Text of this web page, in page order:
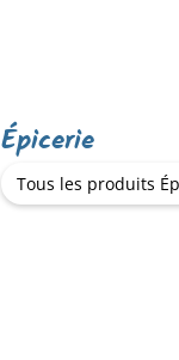
Épicerie
Tous les produits